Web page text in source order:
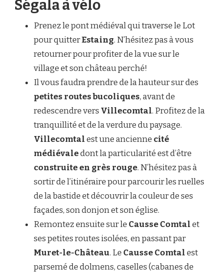
Ségala à vélo
Prenez le pont médiéval qui traverse le Lot
pour quitterEstaing. N’hésitez pas à vous
retourner pour profiter de la vue sur le
village et son château perché!
Il vous faudra prendre de la hauteur sur des
petites routes bucoliques, avant de
redescendre vers Villecomtal. Profitez de la
tranquillité et de la verdure du paysage.
Villecomtalest une ancienne cité
médiévaledont la particularité est d’être
construite en grès rouge. N’hésitez pas à
sortir de l’itinéraire pour parcourir les ruelles
de la bastide et découvrir la couleur de ses
façades, son donjon et son église.
Remontez ensuite sur le Causse Comtalet
ses petites routes isolées, en passant par
Muret-le-Château. Le Causse Comtalest
parsemé de dolmens, caselles (cabanes de